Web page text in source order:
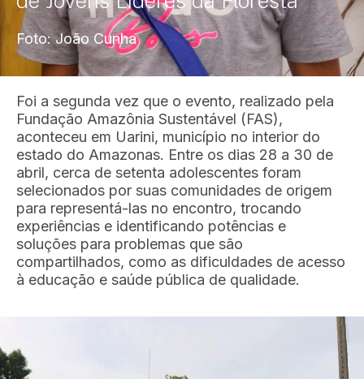
Foto: João Cunha
Foi a segunda vez que o evento, realizado pela
Fundação Amazônia Sustentável (FAS),
aconteceu em Uarini, município no interior do
estado do Amazonas. Entre os dias 28 a 30 de
abril, cerca de setenta adolescentes foram
selecionados por suas comunidades de origem
para representá-las no encontro, trocando
experiências e identificando potências e
soluções para problemas que são
compartilhados, como as dificuldades de acesso
à educação e saúde pública de qualidade.